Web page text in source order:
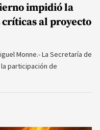
impidió la
al proyecto
Monne.- La Secretaría de
participación de